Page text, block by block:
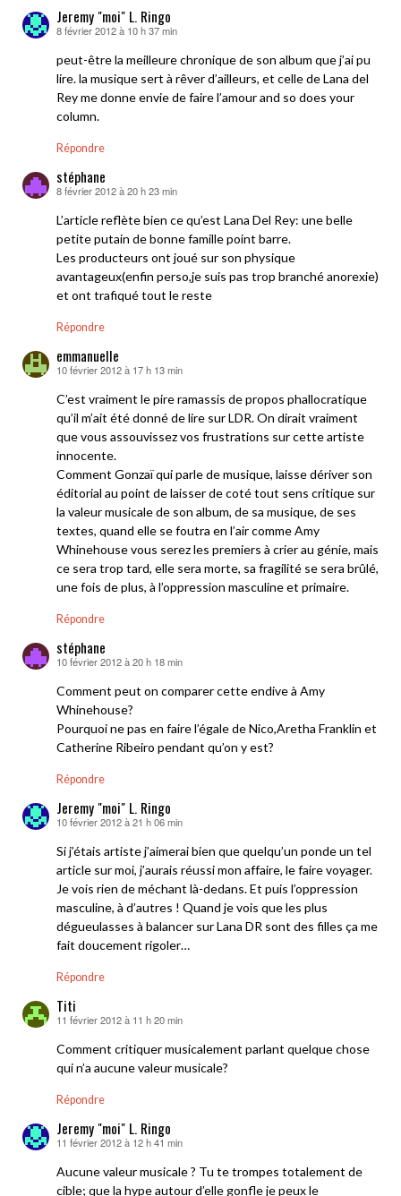
Jeremy "moi" L. Ringo
dit :
8 février 2012 à 10 h 37 min
peut-être la meilleure chronique de son album que j’ai pu
lire. la musique sert à rêver d’ailleurs, et celle de Lana del
Rey me donne envie de faire l’amour and so does your
column.
Répondre
stéphane
dit :
8 février 2012 à 20 h 23 min
L’article reflète bien ce qu’est Lana Del Rey: une belle
petite putain de bonne famille point barre.
Les producteurs ont joué sur son physique
avantageux(enfin perso,je suis pas trop branché anorexie)
et ont trafiqué tout le reste
Répondre
emmanuelle
dit :
10 février 2012 à 17 h 13 min
C’est vraiment le pire ramassis de propos phallocratique
qu’il m’ait été donné de lire sur LDR. On dirait vraiment
que vous assouvissez vos frustrations sur cette artiste
innocente.
Comment Gonzaï qui parle de musique, laisse dériver son
éditorial au point de laisser de coté tout sens critique sur
la valeur musicale de son album, de sa musique, de ses
textes, quand elle se foutra en l’air comme Amy
Whinehouse vous serez les premiers à crier au génie, mais
ce sera trop tard, elle sera morte, sa fragilité se sera brûlé,
une fois de plus, à l’oppression masculine et primaire.
Répondre
stéphane
dit :
10 février 2012 à 20 h 18 min
Comment peut on comparer cette endive à Amy
Whinehouse?
Pourquoi ne pas en faire l’égale de Nico,Aretha Franklin et
Catherine Ribeiro pendant qu’on y est?
Répondre
Jeremy "moi" L. Ringo
dit :
10 février 2012 à 21 h 06 min
Si j’étais artiste j’aimerai bien que quelqu’un ponde un tel
article sur moi, j’aurais réussi mon affaire, le faire voyager.
Je vois rien de méchant là-dedans. Et puis l’oppression
masculine, à d’autres ! Quand je vois que les plus
dégueulasses à balancer sur Lana DR sont des filles ça me
fait doucement rigoler…
Répondre
Titi
dit :
11 février 2012 à 11 h 20 min
Comment critiquer musicalement parlant quelque chose
qui n’a aucune valeur musicale?
Répondre
Jeremy "moi" L. Ringo
dit :
11 février 2012 à 12 h 41 min
Aucune valeur musicale ? Tu te trompes totalement de
cible; que la hype autour d’elle gonfle je peux le